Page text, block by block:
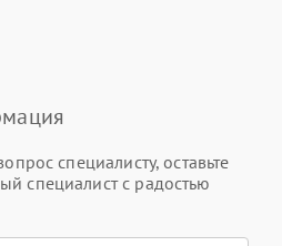
специалисту, оставьте
специалист с радостью